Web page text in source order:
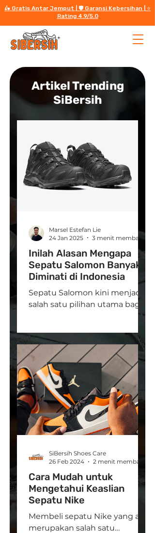
🛵 Gratis Antar Jemput | 🛡️ Garansi Kebersihan | ⭐️
Rating 4.9/5.0
Artikel Trending
SiBersih
Inilah Alasan Mengapa
Sepatu Salomon Banyak
Diminati di Indonesia
Sepatu Salomon kini menjadi
salah satu pilihan utama bagi
Brand asal Prancis...
Marsel Estefan Lie
24 Jan 2025
3 menit membaca
Cara Mudah untuk
Mengetahui Keaslian
Sepatu Nike
Membeli sepatu Nike yang asli
merupakan salah satu
SiBersih Shoes Care
26 Feb 2024
2 menit membaca